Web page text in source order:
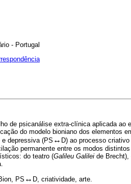
- Portugal
de psicanálise extra-clínica aplicada
do modelo bioniano dos elementos
e depressiva (PS ↔ D) ao processo
permanente entre os modos
do teatro (Galileu Galilei de Brecht),
PS ↔ D, criatividade, arte.